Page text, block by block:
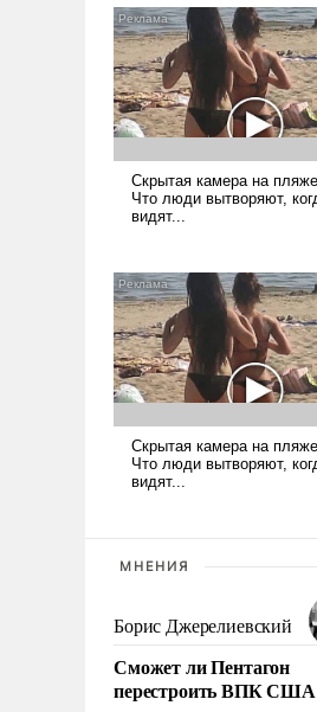
МНЕНИЯ
Борис Джерелиевский
Сможет ли Пентагон
перестроить ВПК США